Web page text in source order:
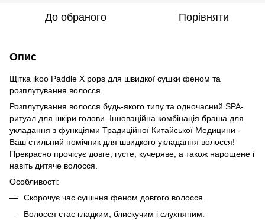
До обраного Порівняти
Опис
Щітка ikoo Paddle X pops для швидкої сушки феном та
розплутування волосся.
Розплутування волосся будь-якого типу та одночасний SPA-
ритуал для шкіри голови. Інноваційна комбінація браша для
укладання з функціями Традиційної Китайської Медицини -
Ваш стильний помічник для швидкого укладання волосся!
Прекрасно прочісує довге, густе, кучеряве, а також нарощене і
навіть дитяче волосся.
Особливості:
Скорочує час сушіння феном довгого волосся.
Волосся стає гладким, блискучим і слухняним.